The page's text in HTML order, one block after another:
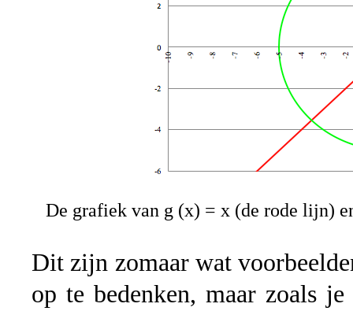
De grafiek van g (x) = x (de rode lijn)
Dit zijn zomaar wat
op te bedenken, maar zoals